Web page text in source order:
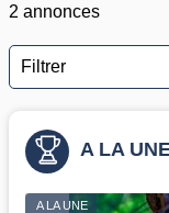
2 annonces
Filtrer
A LA
A LA UNE